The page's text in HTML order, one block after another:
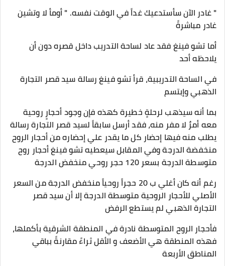
" غادر الآن سأستدعيك غداً في الوقت نفسه. " أومأ لا وتشين
غادر مباشرةً
أما تشو فينغ فقد عاد لساحة التدريب داخل قصره دون أن
يلاحظه أحد
في الساحة التدريبية، قرأ تشو فينغ رسالة سيد قصر التجارة
الذهبي وإبتسم
بما أنه سيذهب لرحلةٍ خطيرة كهذه فإن وجود أحجارٍ روحية
معه أمرٌ لا مفر منه، فقد أرسل سابقاً لسيد قصر التجارة رسالة
يطلب منه فيها إحضار كل ما يقدر علي إحضاره من أحجار الروح
منخفضة الدرجة وفي المقابل سيعطيه تشو فينغ أحجار روح
متوسطة الدرجة بسعر 120 حجر روحي منخفض الدرجة
رغم أنه كان أغلي ب 20 حجراً روحياً منخفض الدرجة من السعر
الأصلي للأحجار الروحية متوسطة الدرجة إلا أن سيد قصر
التجارة الذهبي لم يستطع الرفض
فأحجار الروح المتوسطة نادرة في المنطقة الشرقية بأكملها،
فهذه المنطقة هي الأضعف و الأقل ثراءً مقارنةً بباقي
المناطق الأربعة